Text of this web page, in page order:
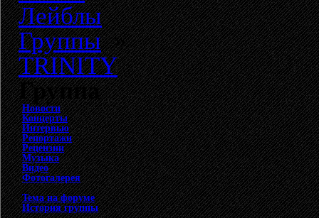
Лейблы
Группы»
TRINITY
Группа
Новости
Концерты
Интервью
Репортажи
Рецензии
Музыка
Видео
Фотогалерея
Тема на форуме
История группы